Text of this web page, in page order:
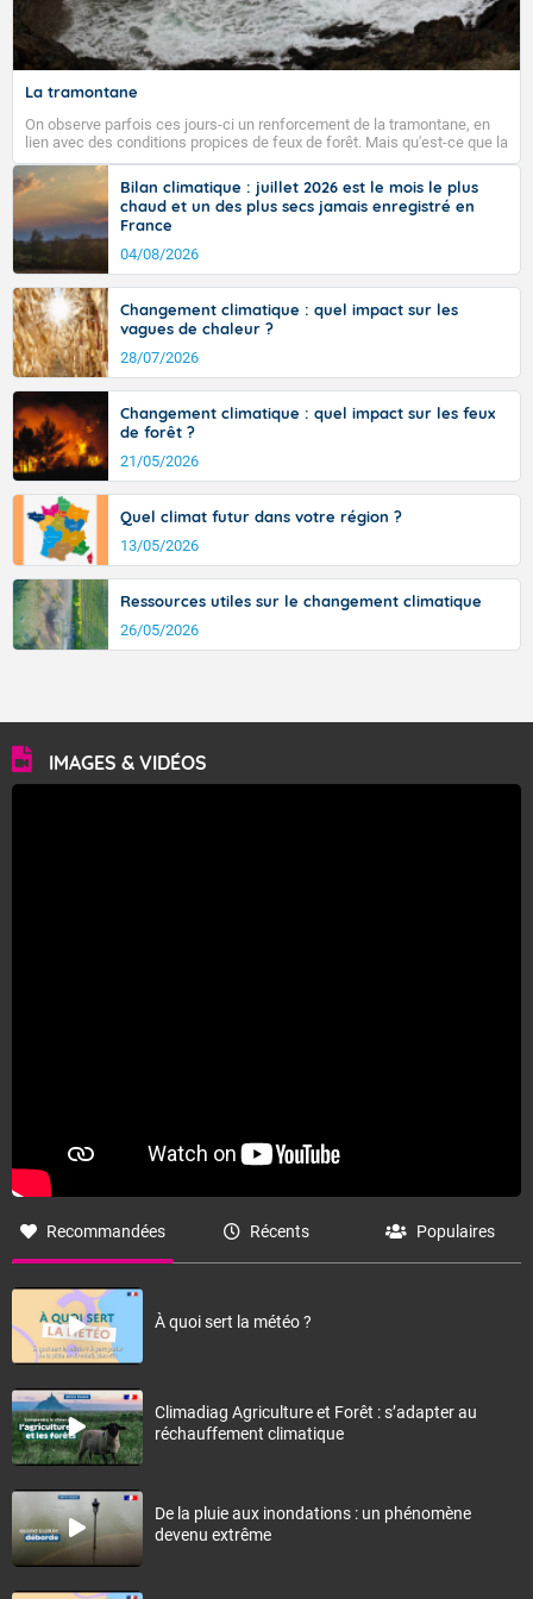
La tramontane
On observe parfois ces jours-ci un renforcement de la tramontane, en
lien avec des conditions propices de feux de forêt. Mais qu'est-ce que la
tramontane ? Quelles sont ses caractéristiques ? La tramontane est un
vent turbulent soufflant de secteur nord-ouest à nord, ou ouest à nord-
ouest, dans un secteur qui part du Roussillon à la vallée de l’Aude et à
l’ouest de l’Hérault. L’étymologie de ce vent vient du latin trasmontanus,
signifiant au-delà des monts, en allusion aux régions montagneuses
d’où provient ce vent.
Bilan climatique : juillet 2026 est le mois le plus
chaud et un des plus secs jamais enregistré en
France
04/08/2026
Changement climatique : quel impact sur les
vagues de chaleur ?
28/07/2026
Changement climatique : quel impact sur les feux
de forêt ?
21/05/2026
Quel climat futur dans votre région ?
13/05/2026
Ressources utiles sur le changement climatique
26/05/2026
IMAGES & VIDÉOS
Recommandées Récents Populaires
À quoi sert la météo ?
Climadiag Agriculture et Forêt : s’adapter au
réchauffement climatique
De la pluie aux inondations : un phénomène
devenu extrême